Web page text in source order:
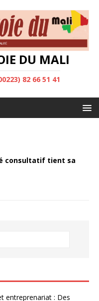
DU MALI
82 66 51 41
consultatif tient sa
entreprenariat : Des